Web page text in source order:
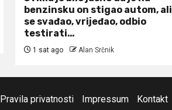
benzinsku on stigao autom, ali
se svađao, vrijeđao, odbio
testirati…
1 sat ago Alan Srčnik
Pravila privatnosti Impressum Kontakt